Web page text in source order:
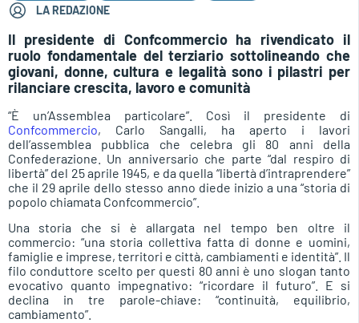
LA REDAZIONE
Il presidente di Confcommercio ha rivendicato il
ruolo fondamentale del terziario sottolineando che
giovani, donne, cultura e legalità sono i pilastri per
rilanciare crescita, lavoro e comunità
“È un’Assemblea particolare”. Così il presidente di
Confcommercio, Carlo Sangalli, ha aperto i lavori
dell’assemblea pubblica che celebra gli 80 anni della
Confederazione. Un anniversario che parte “dal respiro di
libertà” del 25 aprile 1945, e da quella “libertà d’intraprendere”
che il 29 aprile dello stesso anno diede inizio a una “storia di
popolo chiamata Confcommercio”.
Una storia che si è allargata nel tempo ben oltre il
commercio: “una storia collettiva fatta di donne e uomini,
famiglie e imprese, territori e città, cambiamenti e identità”. Il
filo conduttore scelto per questi 80 anni è uno slogan tanto
evocativo quanto impegnativo: “ricordare il futuro”. E si
declina in tre parole-chiave: “continuità, equilibrio,
cambiamento”.